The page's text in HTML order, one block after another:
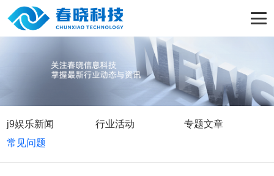
j9娱乐新闻 行业活动
专题文章
常见问题